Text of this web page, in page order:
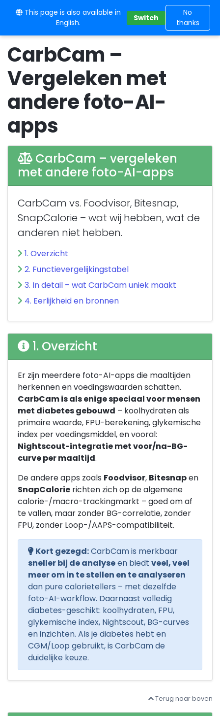
This page is also available in
English.
Switch
No
thanks
10BE
CarbCam –
Vergeleken met
andere foto-AI-
apps
CarbCam – vergeleken
met andere foto-AI-apps
CarbCam vs. Foodvisor, Bitesnap,
SnapCalorie – wat wij hebben, wat de
anderen niet hebben.
1. Overzicht
2. Functievergelijkingstabel
3. In detail – wat CarbCam uniek maakt
4. Eerlijkheid en bronnen
1. Overzicht
Er zijn meerdere foto-AI-apps die maaltijden
herkennen en voedingswaarden schatten.
CarbCam is als enige speciaal voor mensen
met diabetes gebouwd – koolhydraten als
primaire waarde, FPU-berekening, glykemische
index per voedingsmiddel, en vooral:
Nightscout-integratie met voor/na-BG-
curve per maaltijd.
De andere apps zoals Foodvisor, Bitesnapen
SnapCalorie richten zich op de algemene
calorie-/macro-trackingmarkt – goed om af
te vallen, maar zonder BG-correlatie, zonder
FPU, zonder Loop-/AAPS-compatibiliteit.
Kort gezegd:CarbCam is merkbaar
sneller bij de analyseen biedt veel, veel
meer om in te stellen en te analyseren
dan pure calorietellers – met dezelfde
foto-AI-workflow. Daarnaast volledig
diabetes-geschikt: koolhydraten, FPU,
glykemische index, Nightscout, BG-curves
en inzichten. Als je diabetes hebt en
CGM/Loop gebruikt, is CarbCam de
duidelijke keuze.
Terug naar boven